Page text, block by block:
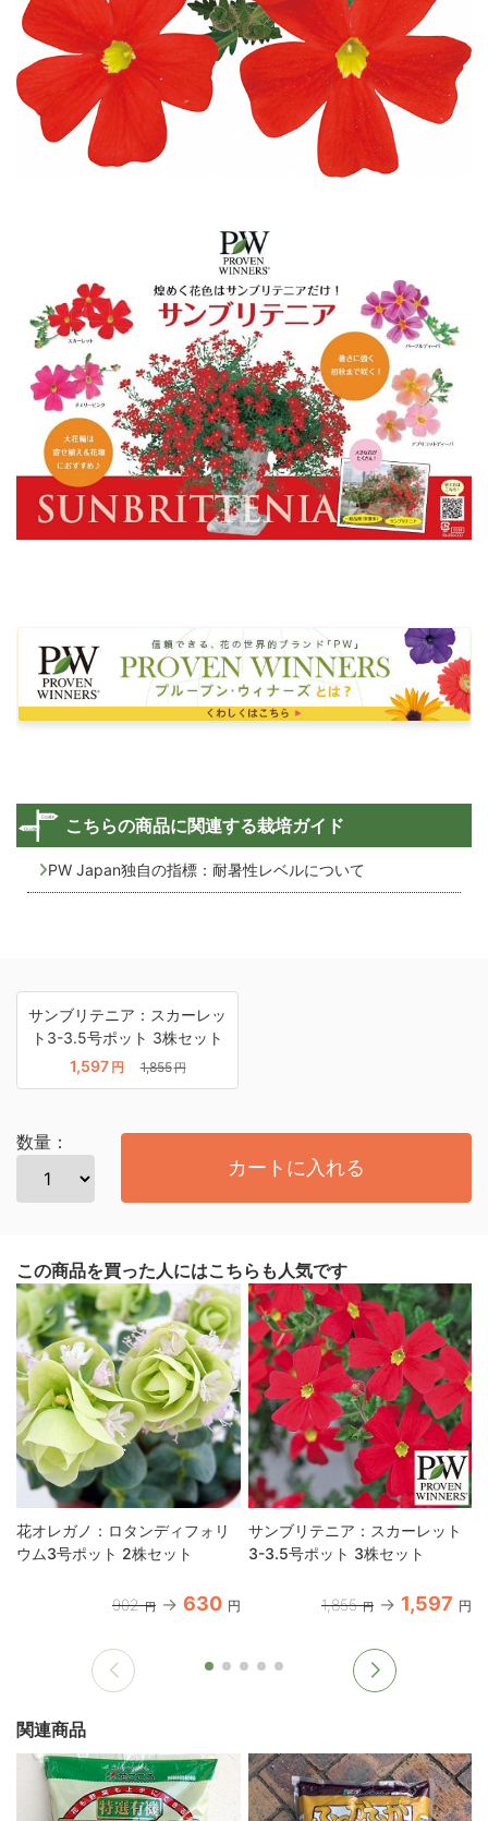
こちらの商品に関連する栽培ガイド
PW Japan独自の指標：耐暑性レベルについて
サンブリテニア：スカーレッ
ト3-3.5号ポット 3株セット
1,597 円 1,855円
数量：
カートに入れる
この商品を買った人にはこちらも人気です
花オレガノ：ロタンディフォリ
ウム3号ポット 2株セット
902 円 630 円
サンブリテニア：スカーレット
3-3.5号ポット 3株セット
1,855 円 1,597 円
関連商品